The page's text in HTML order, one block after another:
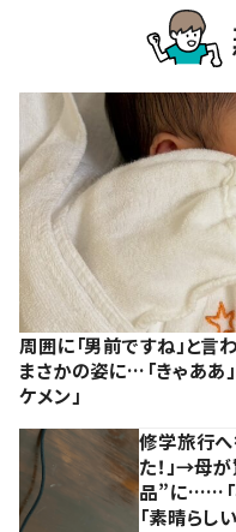
周囲に「男前ですね」と言
まさかの姿に…「きゃああ
ケメン」
修学旅行へ
た！」→母
品”に……「
「素晴らしい